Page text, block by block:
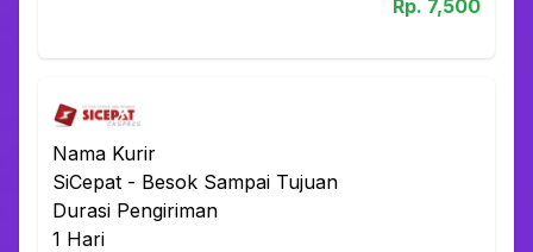
Rp. 7,500
Nama Kurir
SiCepat - Besok Sampai Tujuan
Durasi Pengiriman
1 Hari